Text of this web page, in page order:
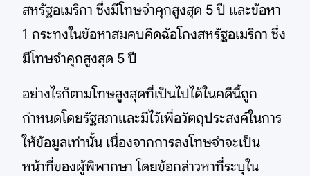
สหรัฐอเมริกา ซึ่งมีโทษจำคุกสูงสุด 5 ปี และข้อหา
1 กระทงในข้อหาสมคบคิดฉ้อโกงสหรัฐอเมริกา ซึ่ง
มีโทษจำคุกสูงสุด 5 ปี
อย่างไรก็ตามโทษสูงสุดที่เป็นไปได้ในคดีนี้ถูก
กำหนดโดยรัฐสภาและมีไว้เพื่อวัตถุประสงค์ในการ
ให้ข้อมูลเท่านั้น เนื่องจากการลงโทษจำจะเป็น
หน้าที่ของผู้พิพากษา โดยข้อกล่าวหาที่ระบุใน